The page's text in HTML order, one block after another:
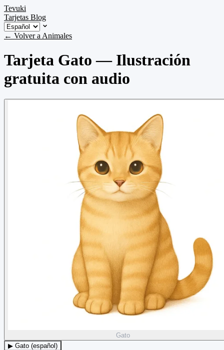
Tevuki
Tarjetas Blog
← Volver a Animales
Tarjeta Gato — Ilustración
gratuita con audio
Gato
▶ Gato (español)